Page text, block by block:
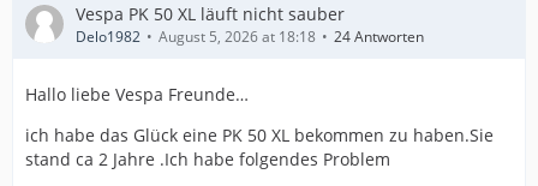
Vespa PK 50 XL läuft nicht sauber
Delo1982 August 5, 2026 at 18:18 24 Antworten
Hallo liebe Vespa Freunde…
ich habe das Glück eine PK 50 XL bekommen zu haben.Sie
stand ca 2 Jahre .Ich habe folgendes Problem